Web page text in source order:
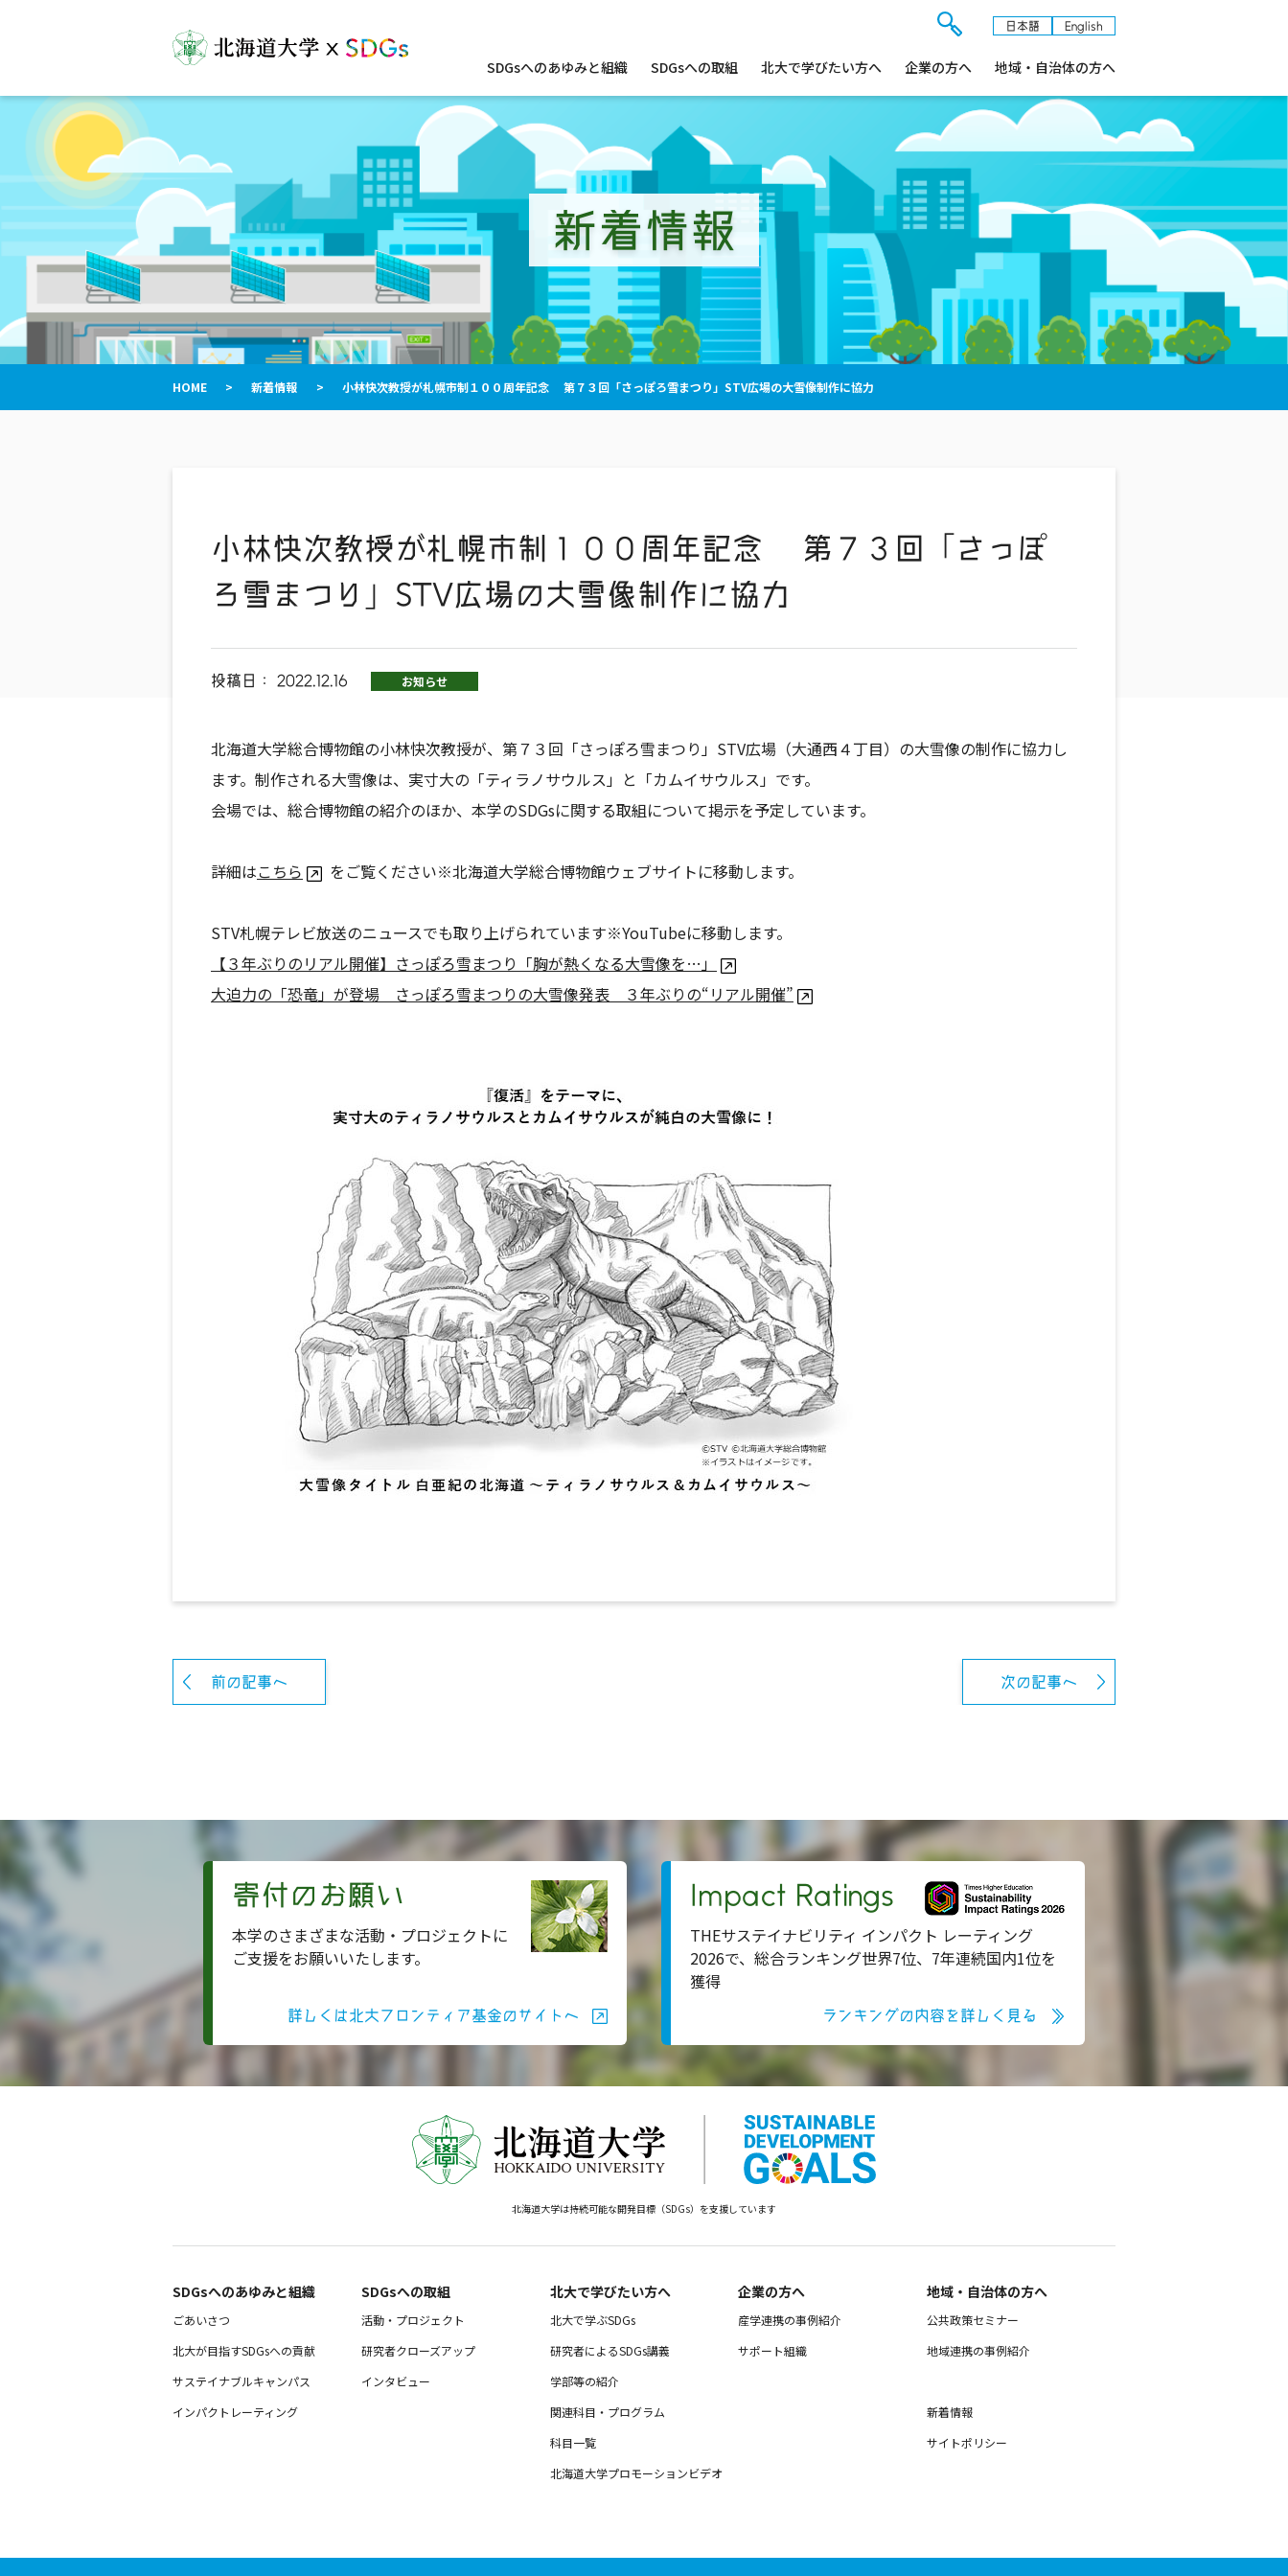
索
ォ
ー
を
開
閉
す
る
日本語 English
ト
内
ニ
ュ
SDGsへのあゆみと組織 SDGsへの取組 北大で学びたい方へ 企業の方へ 地域・自治体の方へ
新着情報
HOME > 新着情報 > 小林快次教授が札幌市制１００周年記念 第７３回「さっぽろ雪まつり」STV広場の大雪像制作に協力
小林快次教授が札幌市制１００周年記念 第７３回「さっぽ
ろ雪まつり」STV広場の大雪像制作に協力
投稿日： 2022.12.16 お知らせ
北海道大学総合博物館の小林快次教授が、第７３回「さっぽろ雪まつり」STV広場（大通西４丁目）の大雪像の制作に協力し
ます。制作される大雪像は、実寸大の「ティラノサウルス」と「カムイサウルス」です。
会場では、総合博物館の紹介のほか、本学のSDGsに関する取組について掲示を予定しています。
詳細はこちら をご覧ください※北海道大学総合博物館ウェブサイトに移動します。
STV札幌テレビ放送のニュースでも取り上げられています※YouTubeに移動します。
【３年ぶりのリアル開催】さっぽろ雪まつり「胸が熱くなる大雪像を…」
大迫力の「恐竜」が登場 さっぽろ雪まつりの大雪像発表 ３年ぶりの“リアル開催”
前の記事へ 次の記事へ
寄付のお願い
本学のさまざまな活動・プロジェクトに
ご支援をお願いいたします。
詳しくは北大フロンティア基金のサイトへ
Impact Ratings
THEサステイナビリティ インパクト レーティング
2026で、総合ランキング世界7位、7年連続国内1位を
獲得
ランキングの内容を詳しく見る
北海道大学は持続可能な開発目標（SDGs）を支援しています
SDGsへのあゆみと組織 ​
ごあいさつ
北大が目指すSDGsへの貢献
サステイナブルキャンパス
インパクトレーティング
SDGsへの取組
活動・プロジェクト
研究者クローズアップ
インタビュー
北大で学びたい方へ
北大で学ぶSDGs
研究者によるSDGs講義
学部等の紹介
関連科目・プログラム
科目一覧
北海道大学プロモーションビデオ
企業の方へ
産学連携の事例紹介
サポート組織
地域・自治体の方へ
公共政策セミナー
地域連携の事例紹介
新着情報
サイトポリシー